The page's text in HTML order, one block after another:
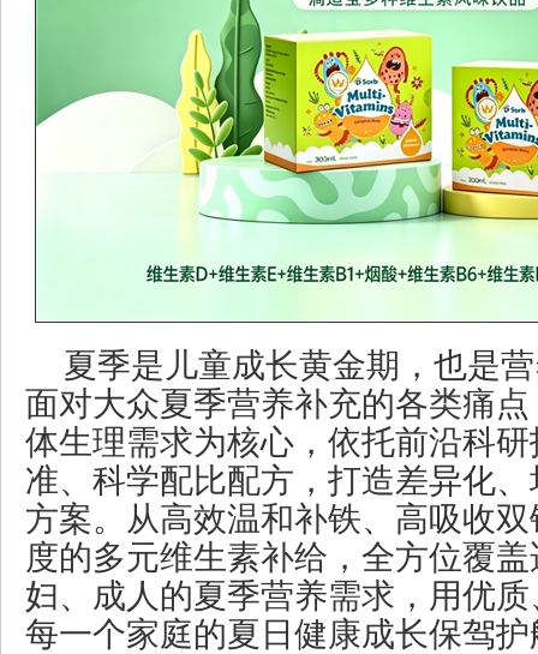
夏季是儿童成长黄金期，也是
面对大众夏季营养补充的各类痛
体生理需求为核心，依托前沿科
准、科学配比配方，打造差异化
方案。从高效温和补铁、高吸收
度的多元维生素补给，全方位覆
妇、成人的夏季营养需求，用优
每一个家庭的夏日健康成长保驾护